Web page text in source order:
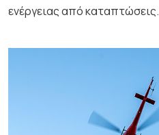
ενέργειας από καταπτώσεις.